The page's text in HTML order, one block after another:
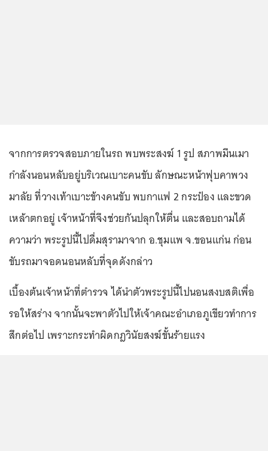
จากการตรวจสอบภายในรถ พบพระสงฆ์ 1 รูป สภาพมึนเมา
กำลังนอนหลับอยู่บริเวณเบาะคนขับ ลักษณะหน้าฟุบคาพวง
มาลัย ที่วางเท้าเบาะข้างคนขับ พบกาแฟ 2 กระป๋อง และขวด
เหล้าตกอยู่ เจ้าหน้าที่จึงช่วยกันปลุกให้ตื่น และสอบถามได้
ความว่า พระรูปนี้ไปดื่มสุรามาจาก อ.ชุมแพ จ.ขอนแก่น ก่อน
ขับรถมาจอดนอนหลับที่จุดดังกล่าว
เบื้องต้นเจ้าหน้าที่ตำรวจ ได้นำตัวพระรูปนี้ไปนอนสงบสติเพื่อ
รอให้สร่าง จากนั้นจะพาตัวไปให้เจ้าคณะอำเภอภูเขียวทำการ
สึกต่อไป เพราะกระทำผิดกฎวินัยสงฆ์ขั้นร้ายแรง